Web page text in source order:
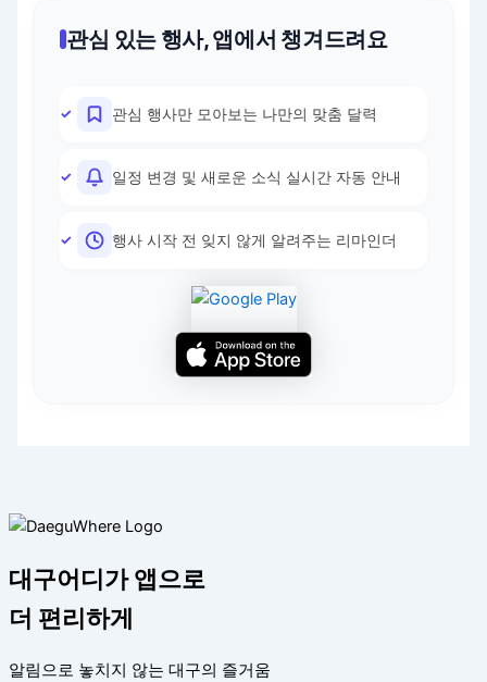
관심 있는 행사, 앱에서 챙겨드려요
관심 행사만 모아보는 나만의 맞춤 달력
일정 변경 및 새로운 소식 실시간 자동 안내
행사 시작 전 잊지 않게 알려주는 리마인더
대구어디가 앱으로
더 편리하게
알림으로 놓치지 않는 대구의 즐거움